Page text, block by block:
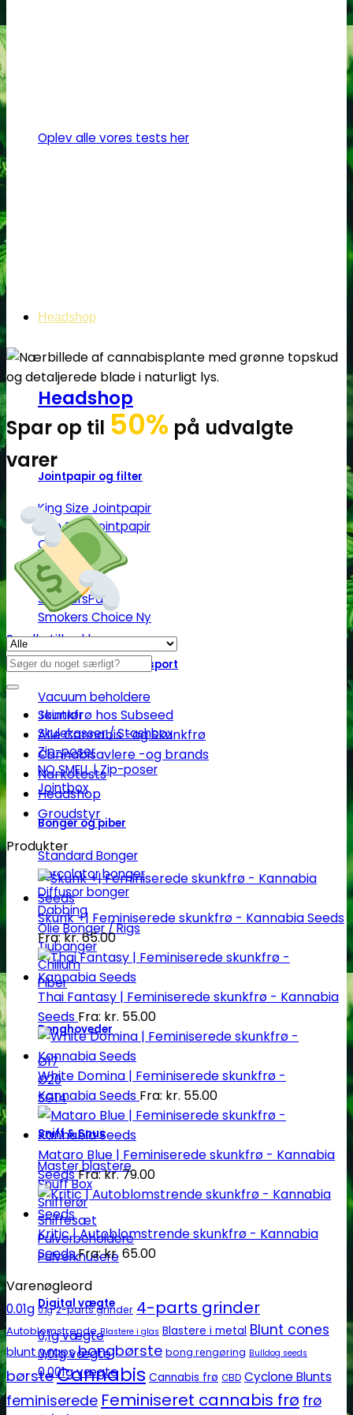
Oplev alle vores tests her
Headshop
Headshop
Jointpapir og filter
King Size Jointpapir
Slim Size Jointpapir
Cones
Filtertips
Blunt wraps
SmokersPack
Smokers Choice
Opbevaring og transport
Vacuum beholdere
Jointrør
Skulekasser / Stashbox
Zip-poser
NO SMELL | Zip-poser
Jointbox
Bonger og piber
Standard Bonger
Percolator bonger
Diffusor bonger
Dabbing
Olie Bonger / Rigs
Tjubanger
Chillum
Piber
Bonghoveder
Ø17
Ø20
SG14
Sniff & Snus
Master blastere
Snuff Box
Snifferør
Sniffesæt
Pulverbeholdere
Pulverknusere
Digital vægte
0,1g vægte
0,01g vægte
0,001g vægte
Spar op til 50% på udvalgte
varer
Se alle tilbud her
Søg
efter:
Skunkfrø hos Subseed
Alle Cannabis -og Skunkfrø
Cannabisavlere -og brands
Narkotests
Headshop
Groudstyr
Produkter
Skunk +| Feminiserede skunkfrø - Kannabia Seeds
Fra:kr.65.00
Thai Fantasy | Feminiserede skunkfrø - Kannabia
Seeds Fra: kr. 55.00
White Domina | Feminiserede skunkfrø -
Kannabia Seeds Fra: kr. 55.00
Mataro Blue | Feminiserede skunkfrø - Kannabia
SeedsFra:kr.79.00
Kritic | Autoblomstrende skunkfrø - Kannabia
SeedsFra:kr.65.00
Varenøgleord
0.01g 0.1g 2-parts grinder 4-parts grinder
Autoblomstrende Blastere i glas Blastere i metal Blunt cones
blunt wrapsbongbørste bong rengøring Bulldog seeds
børsteCannabis Cannabis frø CBD Cyclone Blunts
feminiserede Feminiseret cannabis frø frø